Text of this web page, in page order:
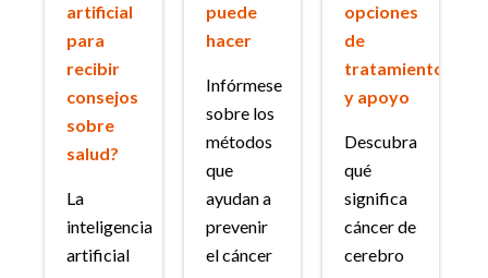
artificial
para
recibir
consejos
sobre
salud?
La
inteligencia
artificial
puede
hacer
Infórmese
sobre los
métodos
que
ayudan a
prevenir
el cáncer
opciones
de
tratamiento
y apoyo
Descubra
qué
significa
cáncer de
cerebro